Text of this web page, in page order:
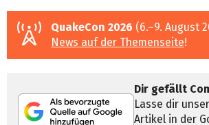
QuakeCon 2026 (6.–9. August
News auf der Themenseite!
Dir gefällt
Lasse dir
Artikel in der